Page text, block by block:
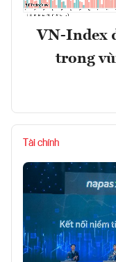
VN-Index
trong
Tài chính